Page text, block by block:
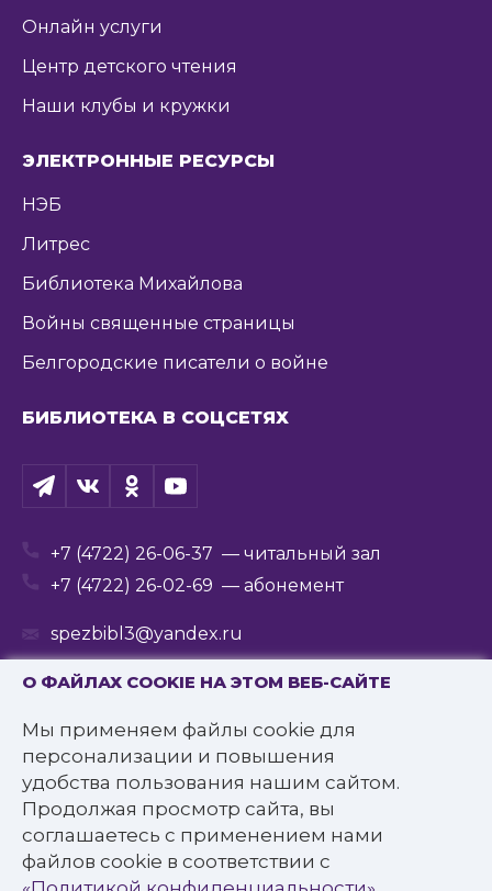
О ФАЙЛАХ COOKIE НА ЭТОМ ВЕБ-САЙТЕ
Мы применяем файлы cookie для
персонализации и повышения
удобства пользования нашим сайтом.
Продолжая просмотр сайта, вы
соглашаетесь с применением нами
файлов cookie в соответствии с
Онлайн услуги
Центр детского чтения
Наши клубы и кружки
ЭЛЕКТРОННЫЕ РЕСУРСЫ
НЭБ
Литрес
Библиотека Михайлова
Войны священные страницы
Белгородские писатели о войне
БИБЛИОТЕКА В СОЦСЕТЯХ
+7 (4722) 26-06-37 — читальный зал
+7 (4722) 26-02-69 — абонемент
spezbibl3@yandex.ru
© 2016—2022 Государственное бюджетное
учреждение культуры
«Белгородская государственная специальная
библиотека для слепых им. В.Я. Ерошенко».
Все права защищены.
Политика конфиденциальности